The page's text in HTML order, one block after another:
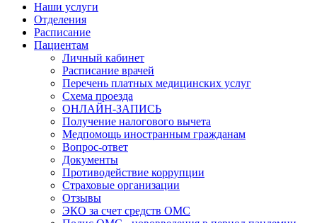
Наши услуги
Отделения
Расписание
Пациентам
Личный кабинет
Расписание врачей
Перечень платных медицинских услуг
Схема проезда
ОНЛАЙН-ЗАПИСЬ
Получение налогового вычета
Медпомощь иностранным гражданам
Вопрос-ответ
Документы
Противодействие коррупции
Страховые организации
Отзывы
ЭКО за счет средств ОМС